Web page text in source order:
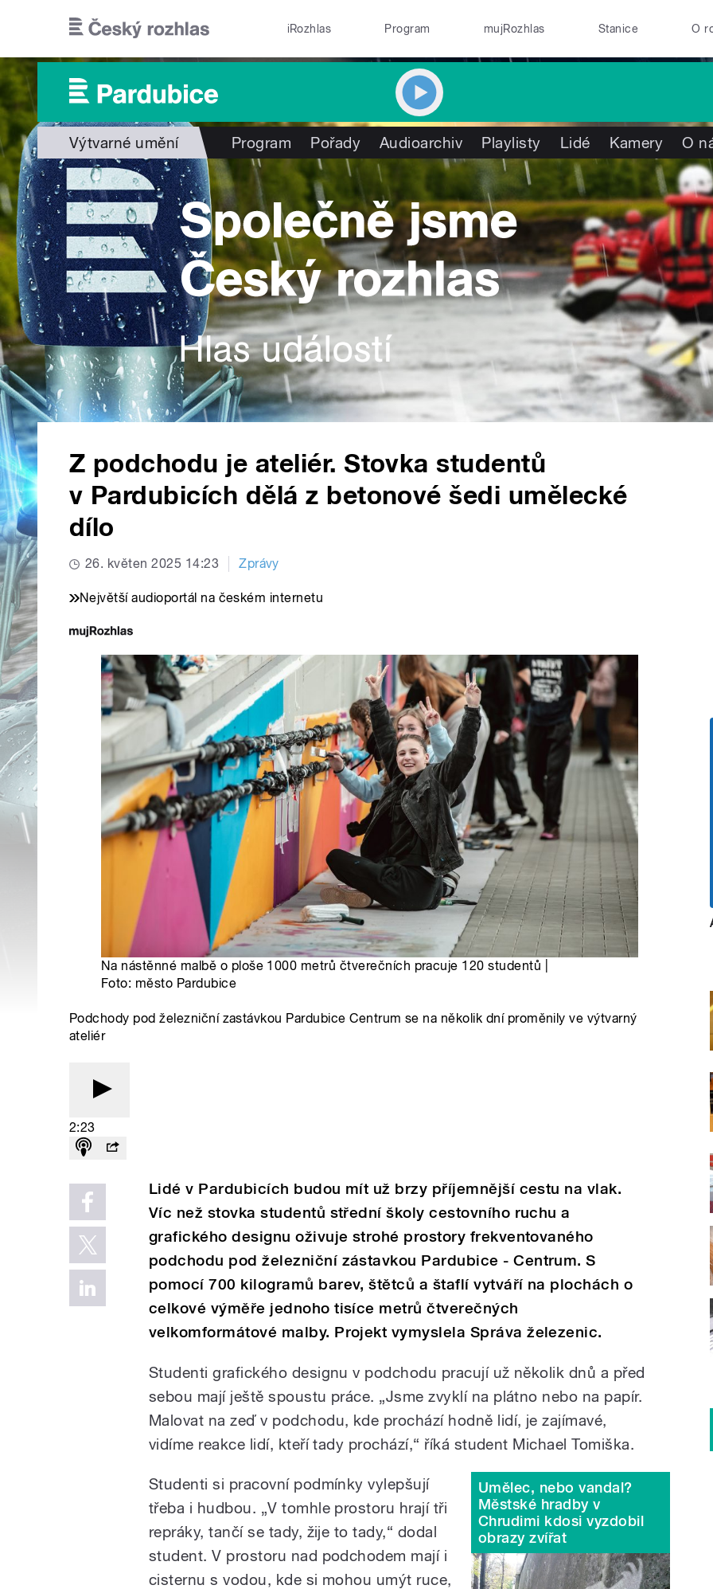
iRozhlas Program mujRozhlas Stanice O
Výtvarné umění Program Pořady Audioarchiv Playlisty Lidé Kamery O
Z podchodu je ateliér. Stovka studentů
v Pardubicích dělá z betonové šedi umělecké
dílo
26. květen 2025 14:23 Zprávy
Největší audioportál na českém internetu
Na nástěnné malbě o ploše 1000 metrů čtverečních pracuje 120 studentů |
Foto: město Pardubice
Podchody pod železniční zastávkou Pardubice Centrum se na několik dní proměnily ve výtvarný
ateliér
2:23
Lidé v Pardubicích budou mít už brzy příjemnější cestu na vlak.
Víc než stovka studentů střední školy cestovního ruchu a
grafického designu oživuje strohé prostory frekventovaného
podchodu pod železniční zástavkou Pardubice - Centrum. S
pomocí 700 kilogramů barev, štětců a štaflí vytváří na plochách o
celkové výměře jednoho tisíce metrů čtverečných
velkomformátové malby. Projekt vymyslela Správa železenic.
Studenti grafického designu v podchodu pracují už několik dnů a před
sebou mají ještě spoustu práce. „Jsme zvyklí na plátno nebo na papír.
Malovat na zeď v podchodu, kde prochází hodně lidí, je zajímavé,
vidíme reakce lidí, kteří tady prochází,“ říká student Michael Tomiška.
Umělec, nebo vandal?
Městské hradby v
Chrudimi kdosi vyzdobil
obrazy zvířat
Studenti si pracovní podmínky vylepšují
třeba i hudbou. „V tomhle prostoru hrají tři
repráky, tančí se tady, žije to tady,“ dodal
student. V prostoru nad podchodem mají i
cisternu s vodou, kde si mohou umýt ruce,